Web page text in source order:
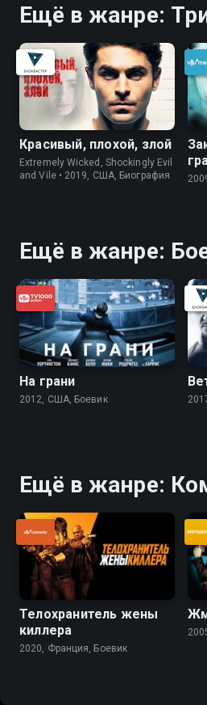
Ещё в жанре:
Красивый, плохой, злой
Extremely Wicked, Shockingly Evil
and Vile • 2019, США, Биография
Ещё в жанре:
На грани
2012, США, Боевик
Ещё в жанре:
Телохранитель жены
киллера
2020, Франция, Боевик